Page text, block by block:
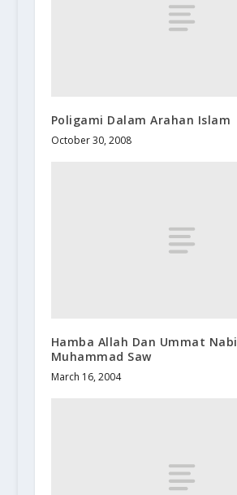
Poligami Dalam Arahan Islam
October 30, 2008
Hamba Allah Dan Ummat Nabi
Muhammad Saw
March 16, 2004